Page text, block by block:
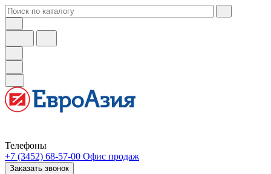
Телефоны
+7 (3452) 68-57-00 Офис продаж
Заказать звонок